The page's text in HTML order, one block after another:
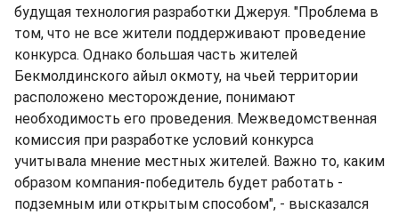
будущая технология разработки Джеруя. "Проблема в
том, что не все жители поддерживают проведение
конкурса. Однако большая часть жителей
Бекмолдинского айыл окмоту, на чьей территории
расположено месторождение, понимают
необходимость его проведения. Межведомственная
комиссия при разработке условий конкурса
учитывала мнение местных жителей. Важно то, каким
образом компания-победитель будет работать -
подземным или открытым способом", - высказался